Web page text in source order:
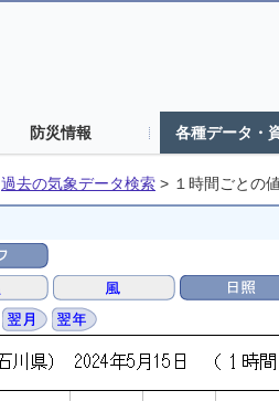
防災情報 各種データ・
過去の気象データ検索 > １時間ごとの